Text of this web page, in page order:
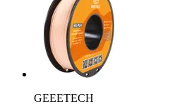
GEEETECH